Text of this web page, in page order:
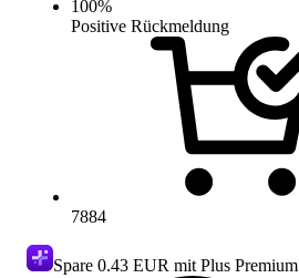
100%
Positive Rückmeldung
7884
Spare 0.43 EUR mit Plus Premium